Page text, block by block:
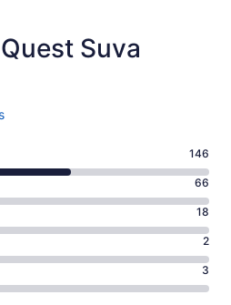
Suva
146
66
18
2
3